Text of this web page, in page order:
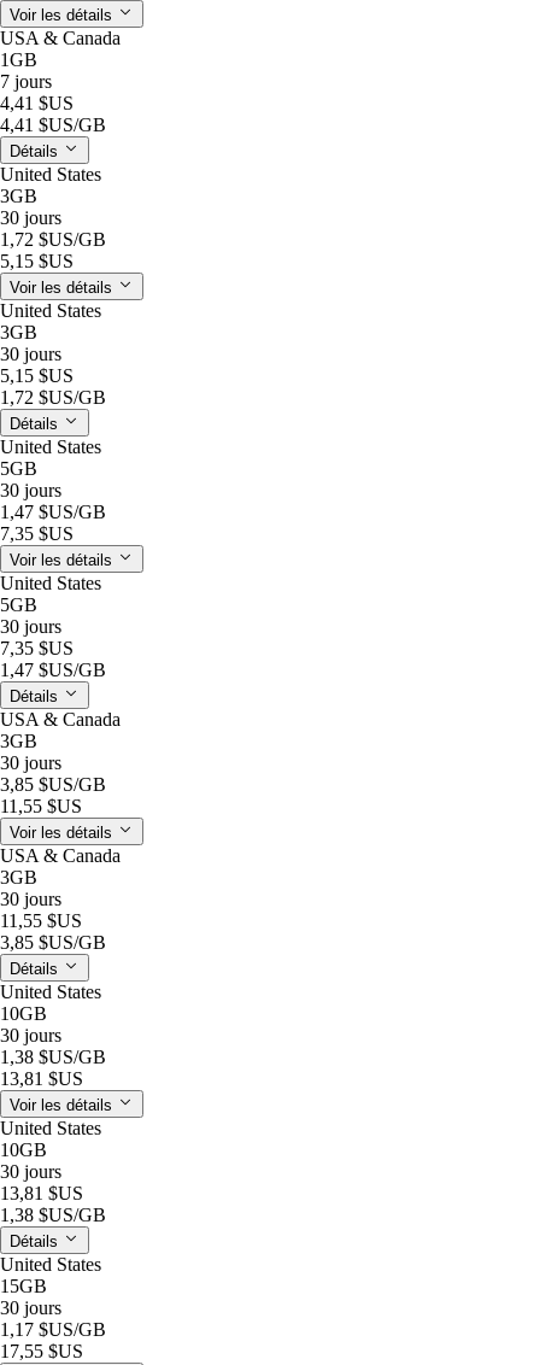
Voir les détails
USA & Canada
1GB
7 jours
4,41 $US
4,41 $US/GB
Détails
United States
3GB
30 jours
1,72 $US/GB
5,15 $US
Voir les détails
United States
3GB
30 jours
5,15 $US
1,72 $US/GB
Détails
United States
5GB
30 jours
1,47 $US/GB
7,35 $US
Voir les détails
United States
5GB
30 jours
7,35 $US
1,47 $US/GB
Détails
USA & Canada
3GB
30 jours
3,85 $US/GB
11,55 $US
Voir les détails
USA & Canada
3GB
30 jours
11,55 $US
3,85 $US/GB
Détails
United States
10GB
30 jours
1,38 $US/GB
13,81 $US
Voir les détails
United States
10GB
30 jours
13,81 $US
1,38 $US/GB
Détails
United States
15GB
30 jours
1,17 $US/GB
17,55 $US